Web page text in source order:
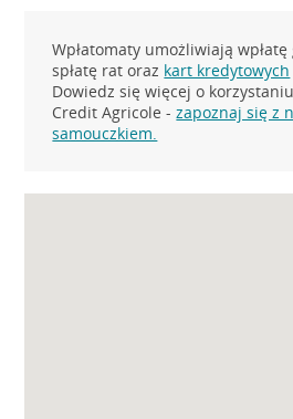
Wpłatomaty umożliwiają
spłatę rat oraz kart kredytowych
Dowiedz się więcej o
Credit Agricole -zapoznaj się z
samouczkiem.